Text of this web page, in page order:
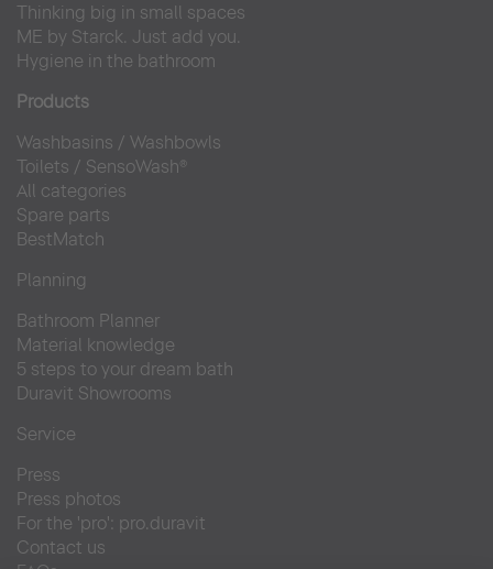
Thinking big in small spaces
ME by Starck. Just add you.
Hygiene in the bathroom
Products
Washbasins / Washbowls
Toilets / SensoWash®
All categories
Spare parts
BestMatch
Planning
Bathroom Planner
Material knowledge
5 steps to your dream bath
Duravit Showrooms
Service
Press
Press photos
For the 'pro': pro.duravit
Contact us